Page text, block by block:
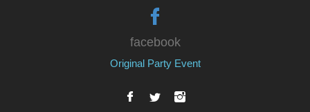
facebook
Original Party Event